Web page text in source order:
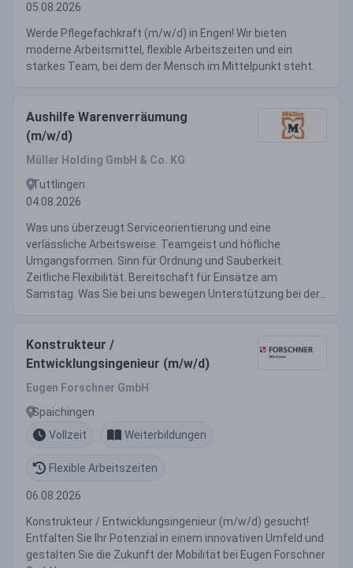
05.08.2026
Werde Pflegefachkraft (m/w/d) in Engen! Wir bieten
moderne Arbeitsmittel, flexible Arbeitszeiten und ein
starkes Team, bei dem der Mensch im Mittelpunkt steht.
Aushilfe Warenverräumung
(m/w/d)
Müller Holding GmbH & Co. KG
Tuttlingen
04.08.2026
Was uns überzeugt Serviceorientierung und eine
verlässliche Arbeitsweise. Teamgeist und höfliche
Umgangsformen. Sinn für Ordnung und Sauberkeit.
Zeitliche Flexibilität. Bereitschaft für Einsätze am
Samstag. Was Sie bei uns bewegen Unterstützung bei der...
Konstrukteur /
Entwicklungsingenieur (m/w/d)
Eugen Forschner GmbH
Spaichingen
Vollzeit
Weiterbildungen
Flexible Arbeitszeiten
06.08.2026
Konstrukteur / Entwicklungsingenieur (m/w/d) gesucht!
Entfalten Sie Ihr Potenzial in einem innovativen Umfeld und
gestalten Sie die Zukunft der Mobilität bei Eugen Forschner